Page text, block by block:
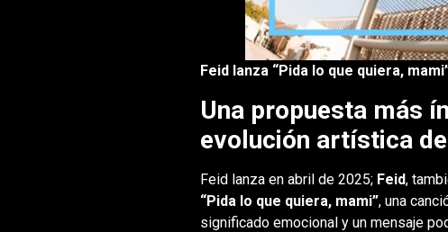
Feid lanza “Pida lo que quiera,
Una propuesta más
evolución artística
Feid lanza en abril de 2025; Feid,
“Pida lo que quiera, mami”, una
significado emocional y un mensaje